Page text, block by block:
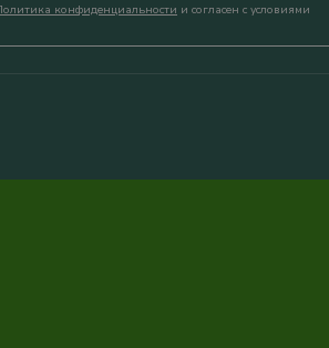
конфиденциальности и согласен с условиями